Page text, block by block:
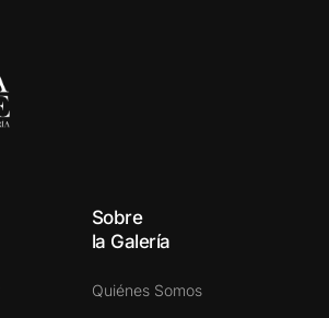
Sobre
la Galería
Quiénes Somos